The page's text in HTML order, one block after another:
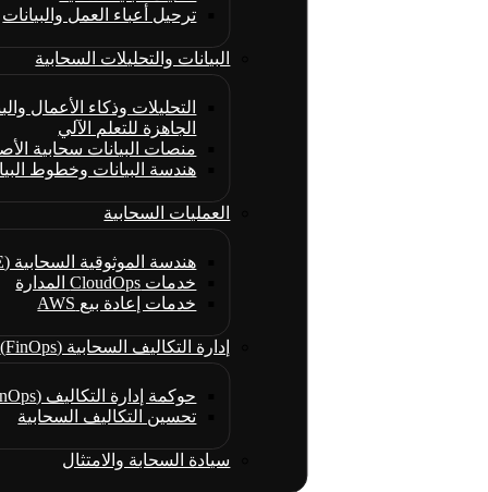
ترحيل أعباء العمل والبيانات
البيانات والتحليلات السحابية
التحليلات وذكاء الأعمال
الجاهزة للتعلم الآلي
منصات البيانات سحابية
هندسة البيانات وخطوط
العمليات السحابية
هندسة الموثوقية السحابية (CRE)
خدمات CloudOps المدارة
خدمات إعادة بيع AWS
إدارة التكاليف السحابية (FinOps)
حوكمة إدارة التكاليف (FinOps)
تحسين التكاليف السحابية
سيادة السحابة والامتثال